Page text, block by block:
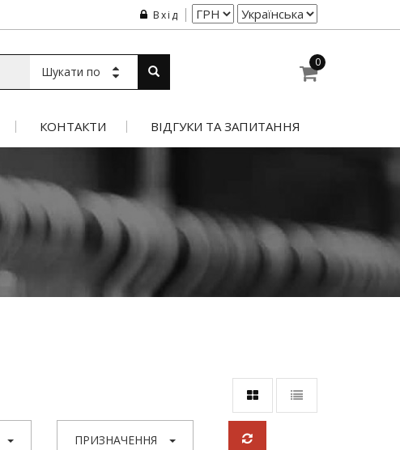
Вхід
Шукати по
0
КОНТАКТИ ВІДГУКИ ТА ЗАПИТАННЯ
ПРИЗНАЧЕННЯ